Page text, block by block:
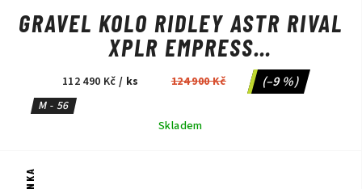
GRAVEL KOLO RIDLEY ASTR RIVAL
XPLR EMPRESS
GREY/ANTHRACITE METALLIC
112 490 Kč/ ks 124 900 Kč (–9 %)
M - 56
Skladem